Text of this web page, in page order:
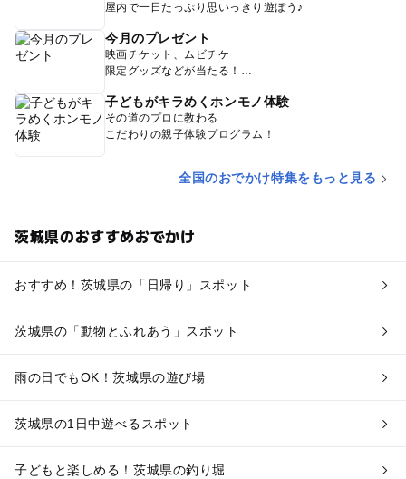
屋内で一日たっぷり思いっきり遊ぼう♪
今月のプレゼント
映画チケット、ムビチケ
限定グッズなどが当たる！
子どもがキラめくホンモノ体験
その道のプロに教わる
こだわりの親子体験プログラム！
全国のおでかけ特集をもっと見る
茨城県のおすすめおでかけ
おすすめ！茨城県の「日帰り」スポット
茨城県の「動物とふれあう」スポット
雨の日でもOK！茨城県の遊び場
茨城県の1日中遊べるスポット
子どもと楽しめる！茨城県の釣り堀